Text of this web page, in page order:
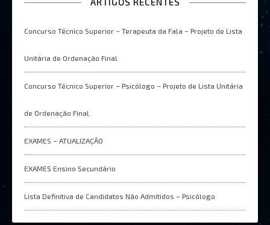
Concurso Técnico Superior – Terapeuta da Fala – Projeto de Lista
Unitária de Ordenação Final
Concurso Técnico Superior – Psicólogo – Projeto de Lista Unitária
de Ordenação Final
EXAMES – ATUALIZAÇÂO
EXAMES Ensino Secundário
Lista Definitiva de Candidatos Não Admitidos – Psicólogo